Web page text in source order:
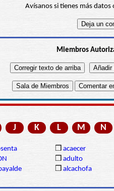
Avísanos si tienes más datos
Miembros
J K L M N
❒ acaecer
❒ adulto
❒ alcachofa